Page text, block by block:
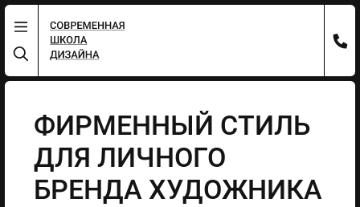
ФИРМЕННЫЙ СТИЛЬ
ДЛЯ ЛИЧНОГО
БРЕНДА ХУДОЖНИКА